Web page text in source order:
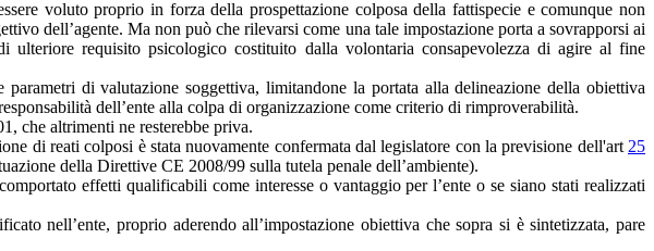
voluto proprio in forza della prospettazione colposa della fattispecie e comunque non
dell’agente. Ma non può che rilevarsi come una tale impostazione porta a sovrapporsi ai
ulteriore requisito psicologico costituito dalla volontaria consapevolezza di agire al fine
di valutazione soggettiva, limitandone la portata alla delineazione della obiettiva
dell’ente alla colpa di organizzazione come criterio di rimproverabilità.
che altrimenti ne resterebbe priva.
di reati colposi è stata nuovamente confermata dal legislatore con la previsione dell'art 25
della Direttive CE 2008/99 sulla tutela penale dell’ambiente).
effetti qualificabili come interesse o vantaggio per l’ente o se siano stati realizzati
nell’ente, proprio aderendo all’impostazione obiettiva che sopra si è sintetizzata, pare